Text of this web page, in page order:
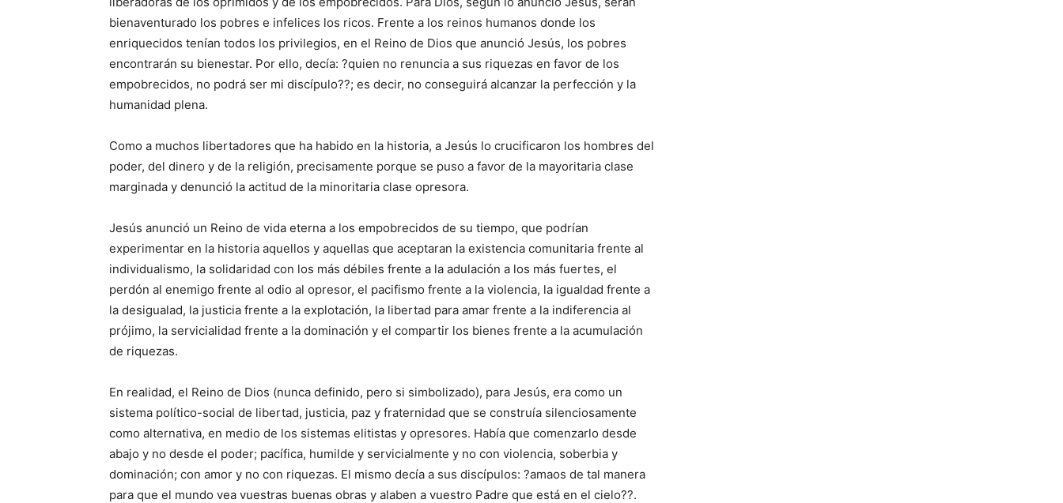
bienaventurado los pobres e infelices los ricos. Frente a los reinos humanos donde los
enriquecidos tenían todos los privilegios, en el Reino de Dios que anunció Jesús, los pobres
encontrarán su bienestar. Por ello, decía: ?quien no renuncia a sus riquezas en favor de los
empobrecidos, no podrá ser mi discípulo??; es decir, no conseguirá alcanzar la perfección y la
humanidad plena.
Como a muchos libertadores que ha habido en la historia, a Jesús lo crucificaron los hombres del
poder, del dinero y de la religión, precisamente porque se puso a favor de la mayoritaria clase
marginada y denunció la actitud de la minoritaria clase opresora.
Jesús anunció un Reino de vida eterna a los empobrecidos de su tiempo, que podrían
experimentar en la historia aquellos y aquellas que aceptaran la existencia comunitaria frente al
individualismo, la solidaridad con los más débiles frente a la adulación a los más fuertes, el
perdón al enemigo frente al odio al opresor, el pacifismo frente a la violencia, la igualdad frente a
la desigualad, la justicia frente a la explotación, la libertad para amar frente a la indiferencia al
prójimo, la servicialidad frente a la dominación y el compartir los bienes frente a la acumulación
de riquezas.
En realidad, el Reino de Dios (nunca definido, pero si simbolizado), para Jesús, era como un
sistema político-social de libertad, justicia, paz y fraternidad que se construía silenciosamente
como alternativa, en medio de los sistemas elitistas y opresores. Había que comenzarlo desde
abajo y no desde el poder; pacífica, humilde y servicialmente y no con violencia, soberbia y
dominación; con amor y no con riquezas. El mismo decía a sus discípulos: ?amaos de tal manera
para que el mundo vea vuestras buenas obras y alaben a vuestro Padre que está en el cielo??.